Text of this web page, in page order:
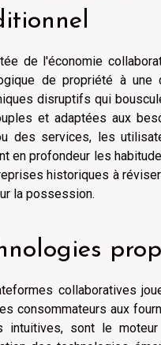
de l'économie
de propriété à une
disruptifs qui
et adaptées aux
des services, les
en profondeur les
historiques à
la possession.
collaboratives
consommateurs aux
intuitives, sont le